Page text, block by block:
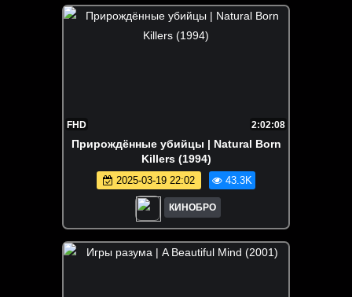
FHD 2:02:08
Прирождённые убийцы | Natural Born
Killers (1994)
2025-03-19 22:02 43.3K
КИНОБРО